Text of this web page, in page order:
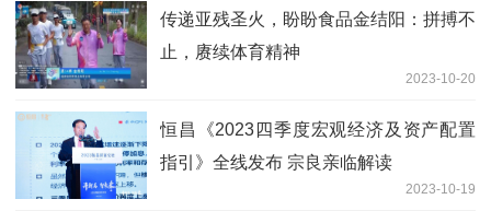
传递亚残圣火，盼盼食品金结阳：拼搏不
止，赓续体育精神
2023-10-20
恒昌《2023四季度宏观经济及资产配置
指引》全线发布 宗良亲临解读
2023-10-19